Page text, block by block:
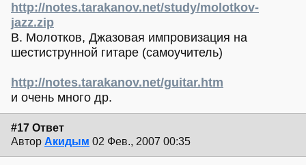
http://notes.tarakanov.net/study/molotkov-
jazz.zip
В. Молотков, Джазовая импровизация на
шестиструнной гитаре (самоучитель)
http://notes.tarakanov.net/guitar.htm
и очень много др.
#17 Ответ
Автор Акидым 02 Фев., 2007 00:35